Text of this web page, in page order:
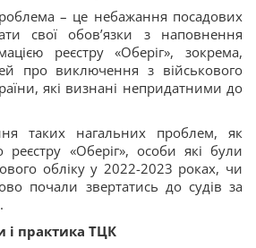
– це небажання посадових
свої обов’язки з наповнення
реєстру «Оберіг», зокрема,
про виключення з військового
які визнані непридатними до
таких нагальних проблем, як
«Оберіг», особи які були
обліку у 2022-2023 роках, чи
почали звертатись до судів за
і практика ТЦК